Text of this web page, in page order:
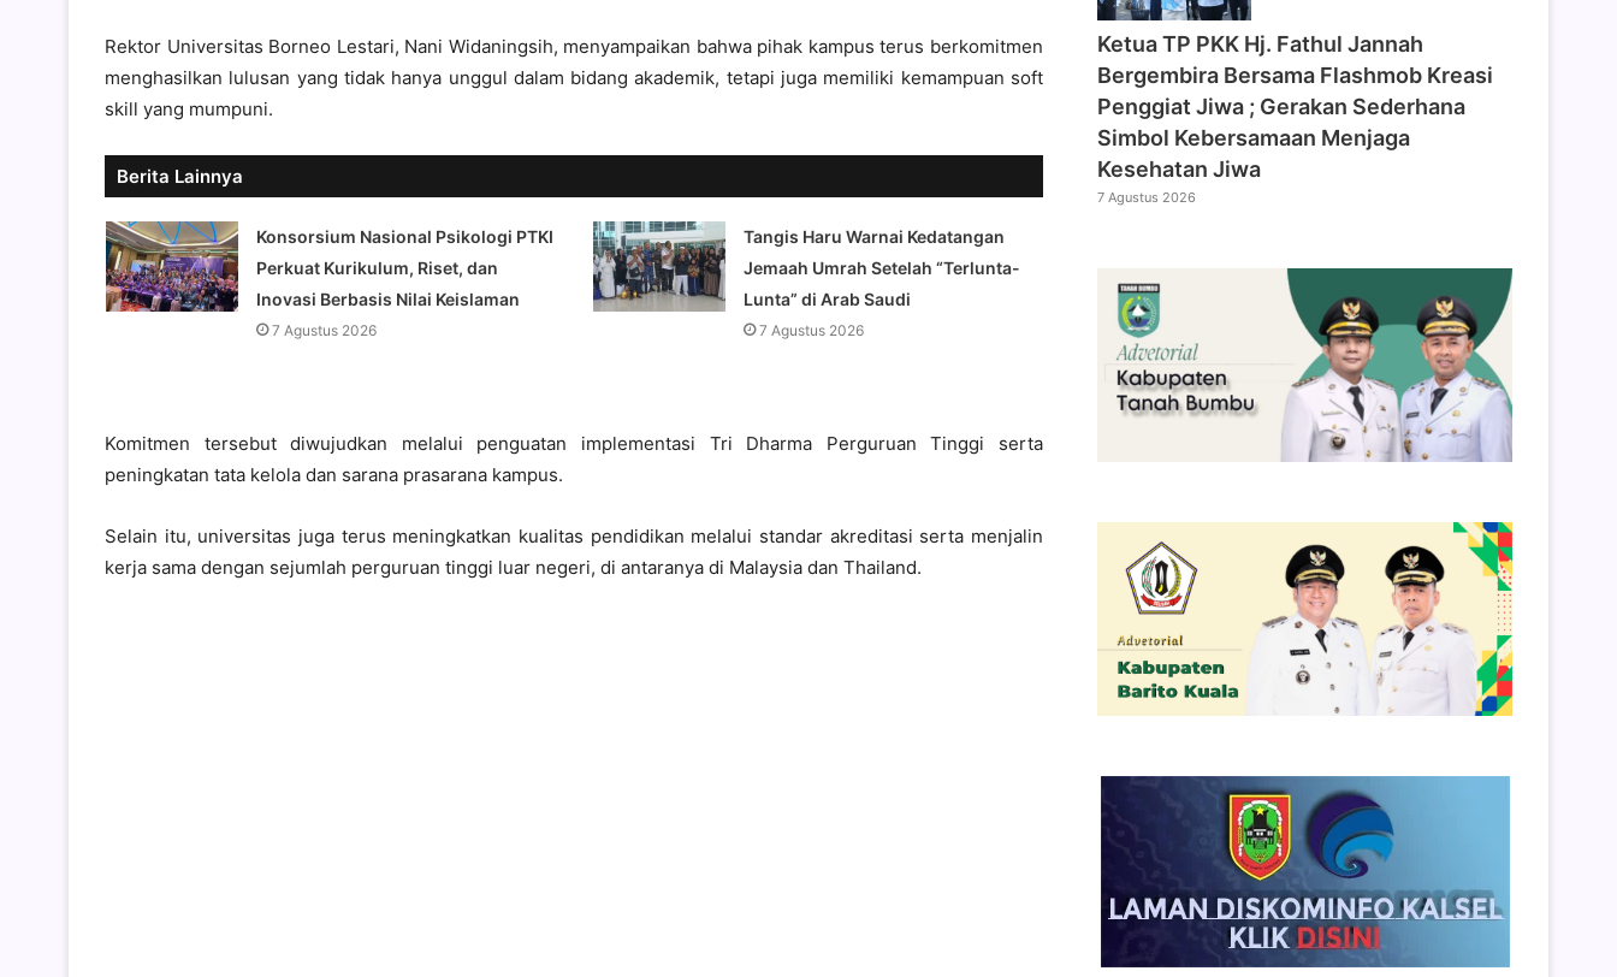
Rektor Universitas Borneo Lestari, Nani Widaningsih, menyampaikan bahwa pihak kampus terus berkomitmen
menghasilkan lulusan yang tidak hanya unggul dalam bidang akademik, tetapi juga memiliki kemampuan soft
skill yang mumpuni.
Berita Lainnya
Konsorsium Nasional Psikologi PTKI
Perkuat Kurikulum, Riset, dan
Inovasi Berbasis Nilai Keislaman
7 Agustus 2026
Tangis Haru Warnai Kedatangan
Jemaah Umrah Setelah “Terlunta-
Lunta” di Arab Saudi
7 Agustus 2026
Komitmen tersebut diwujudkan melalui penguatan implementasi Tri Dharma Perguruan Tinggi serta
peningkatan tata kelola dan sarana prasarana kampus.
Selain itu, universitas juga terus meningkatkan kualitas pendidikan melalui standar akreditasi serta menjalin
kerja sama dengan sejumlah perguruan tinggi luar negeri, di antaranya di Malaysia dan Thailand.
‎Ketua TP PKK Hj. Fathul Jannah
Bergembira Bersama Flashmob Kreasi
Penggiat Jiwa ; Gerakan Sederhana
Simbol Kebersamaan Menjaga
Kesehatan Jiwa
7 Agustus 2026